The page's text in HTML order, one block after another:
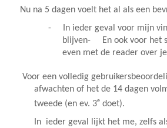
Nu na 5 dagen voelt het al als een
-
In ieder geval voor mijn
blijven-
En ook voor het
even met de reader over
Voor een volledig
afwachten of het de 14 dagen
tweede (en ev. 3e doet).
In ieder geval lijkt het me, zelfs